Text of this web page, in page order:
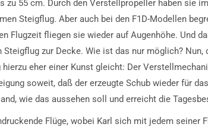
zu 55 cm. Durch den Verstellpropeller haben sie
Steigflug. Aber auch bei den F1D-Modellen
Flugzeit fliegen sie wieder auf Augenhöhe. Und
zur Decke. Wie ist das nur möglich?
eher einer Kunst gleicht: Der
soweit, daß der erzeugte Schub wieder für
wie das aussehen soll und erreicht die
Flüge, wobei Karl sich mit jedem seiner